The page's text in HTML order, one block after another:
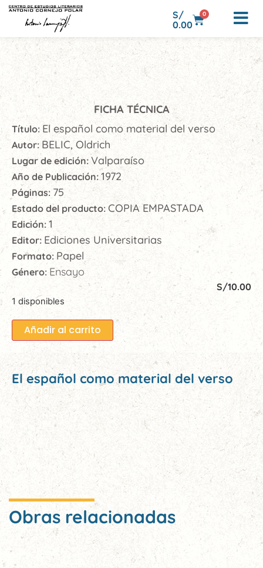
S/
0.00
0
FICHA TÉCNICA
Título: El español como material del verso
Autor: BELIC, Oldrich
Lugar de edición: Valparaíso
Año de Publicación:1972
Páginas: 75
Estado del producto: COPIA EMPASTADA
Edición: 1
Editor: Ediciones Universitarias
Formato: Papel
Género: Ensayo
S/10.00
1 disponibles
Añadir al carrito
El español como material del verso
Obras relacionadas